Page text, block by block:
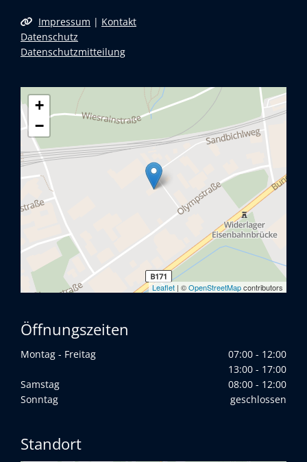
 Impressum | Kontakt
Datenschutz
Datenschutzmitteilung
+
−
Leaflet | ©OpenStreetMapcontributors
Öffnungszeiten
Montag - Freitag
07:00 - 12:00
13:00 - 17:00
Samstag
08:00 - 12:00
Sonntag
geschlossen
Standort